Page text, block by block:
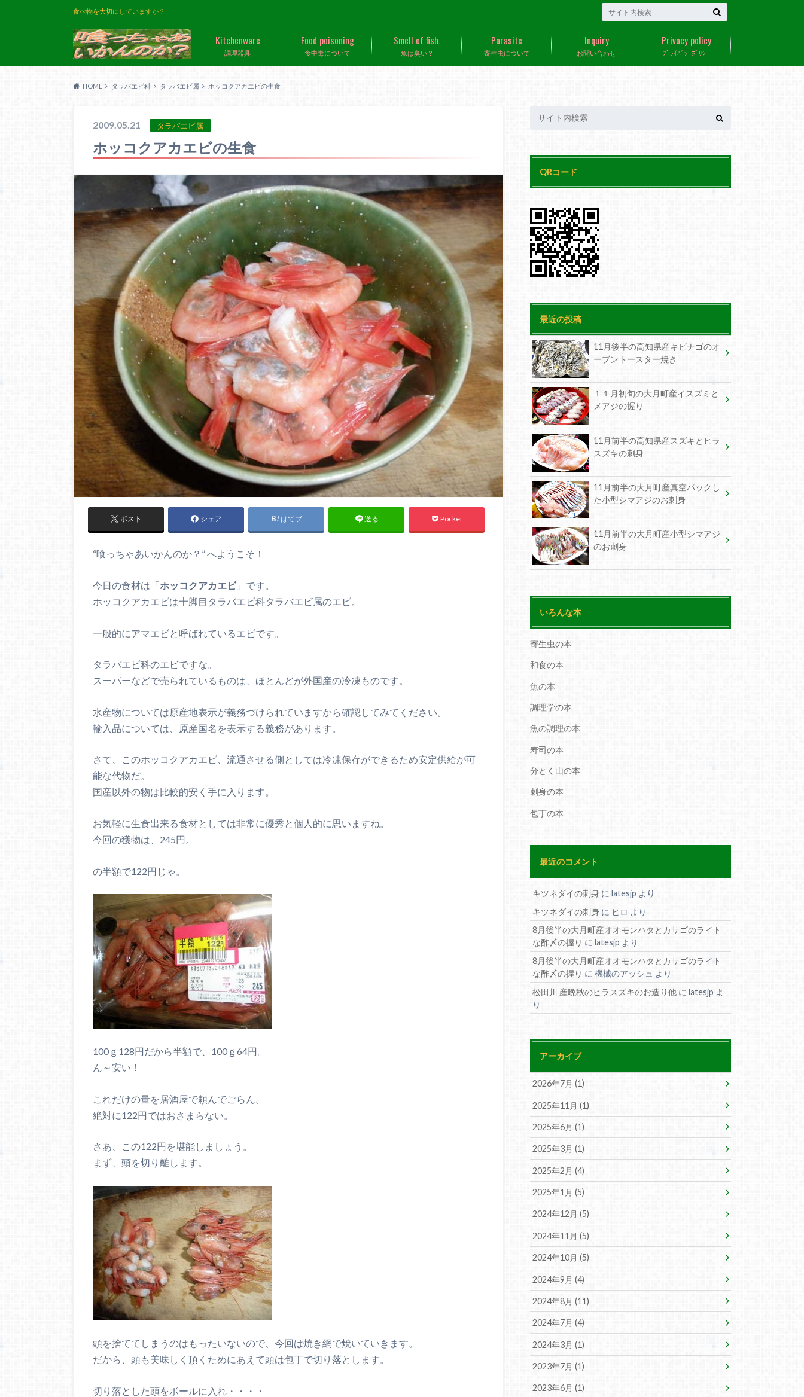
食べ物を大切にしていますか？
調理器具
Kitchenware
食中毒について
Food poisoning
魚は臭い？
Smell of fish.
寄生虫について
Parasite
お問い合わせ
Inquiry
ﾌﾟﾗｲﾊﾞｼｰﾎﾟﾘｼｰ
Privacy policy
HOME タラバエビ科 タラバエビ属 ホッコクアカエビの生食
2009.05.21 タラバエビ属
ホッコクアカエビの生食
ポスト シェア はてブ 送る Pocket
“喰っちゃあいかんのか？” へようこそ！
今日の食材は「ホッコクアカエビ」です。
ホッコクアカエビは十脚目タラバエビ科タラバエビ属のエビ。
一般的にアマエビと呼ばれているエビです。
タラバエビ科のエビですな。
スーパーなどで売られているものは、ほとんどが外国産の冷凍ものです。
水産物については原産地表示が義務づけられていますから確認してみてください。
輸入品については、原産国名を表示する義務があります。
さて、このホッコクアカエビ、流通させる側としては冷凍保存ができるため安定供給が可
能な代物だ。
国産以外の物は比較的安く手に入ります。
お気軽に生食出来る食材としては非常に優秀と個人的に思いますね。
今回の獲物は、245円。
の半額で122円じゃ。
100ｇ128円だから半額で、100ｇ64円。
ん～安い！
これだけの量を居酒屋で頼んでごらん。
絶対に122円ではおさまらない。
さあ、この122円を堪能しましょう。
まず、頭を切り離します。
頭を捨ててしまうのはもったいないので、今回は焼き網で焼いていきます。
だから、頭も美味しく頂くためにあえて頭は包丁で切り落とします。
切り落とした頭をボールに入れ・・・・
QRコード
最近の投稿
11月後半の高知県産キビナゴのオ
ーブントースター焼き
１１月初旬の大月町産イスズミと
メアジの握り
11月前半の高知県産スズキとヒラ
スズキの刺身
11月前半の大月町産真空パックし
た小型シマアジのお刺身
11月前半の大月町産小型シマアジ
のお刺身
いろんな本
寄生虫の本
和食の本
魚の本
調理学の本
魚の調理の本
寿司の本
分とく山の本
刺身の本
包丁の本
最近のコメント
キツネダイの刺身 にlatesjp より
キツネダイの刺身 に ヒロ より
8月後半の大月町産オオモンハタとカサゴのライト
な酢〆の握り にlatesjp より
8月後半の大月町産オオモンハタとカサゴのライト
な酢〆の握り に機械のアッシュ より
松田川 産晩秋のヒラスズキのお造り他 にlatesjp よ
り
アーカイブ
2026年7月 (1)
2025年11月 (1)
2025年6月 (1)
2025年3月 (1)
2025年2月 (4)
2025年1月 (5)
2024年12月 (5)
2024年11月 (5)
2024年10月 (5)
2024年9月 (4)
2024年8月 (11)
2024年7月 (4)
2024年3月 (1)
2023年7月 (1)
2023年6月 (1)